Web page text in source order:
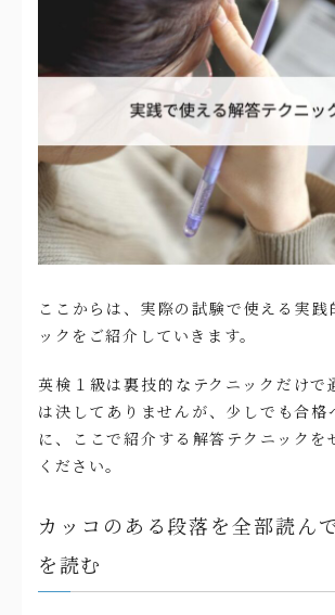
ここからは、実際の試験で使える実践
ックをご紹介していきます。
英検１級は裏技的なテクニックだけで
は決してありませんが、少しでも合格
に、ここで紹介する解答テクニックを
ください。
カッコのある段落を全部読ん
を読む